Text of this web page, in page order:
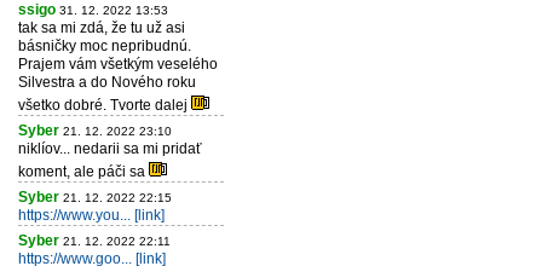
ssigo 31. 12. 2022 13:53
tak sa mi zdá, že tu už asi
básničky moc nepribudnú.
Prajem vám všetkým veselého
Silvestra a do Nového roku
všetko dobré. Tvorte dalej
Syber 21. 12. 2022 23:10
niklíov... nedarii sa mi pridať
koment, ale páči sa
Syber 21. 12. 2022 22:15
https://www.you... [link]
Syber 21. 12. 2022 22:11
https://www.goo... [link]